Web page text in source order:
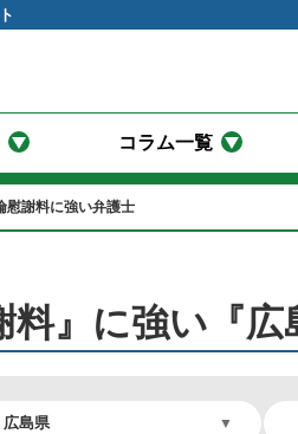
コラム一覧
慰謝料に強い弁護士
料』に強い『